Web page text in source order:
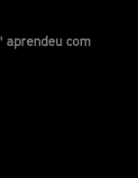
aprendeu com